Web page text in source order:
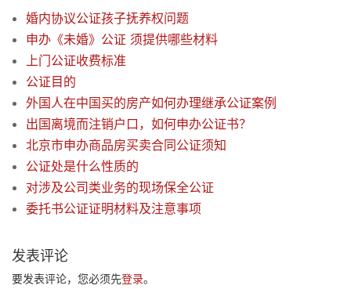
婚内协议公证孩子抚养权问题
申办《未婚》公证 须提供哪些材料
上门公证收费标准
公证目的
外国人在中国买的房产如何办理继承公证案例
出国离境而注销户口，如何申办公证书？
北京市申办商品房买卖合同公证须知
公证处是什么性质的
对涉及公司类业务的现场保全公证
委托书公证证明材料及注意事项
发表评论
要发表评论，您必须先登录。